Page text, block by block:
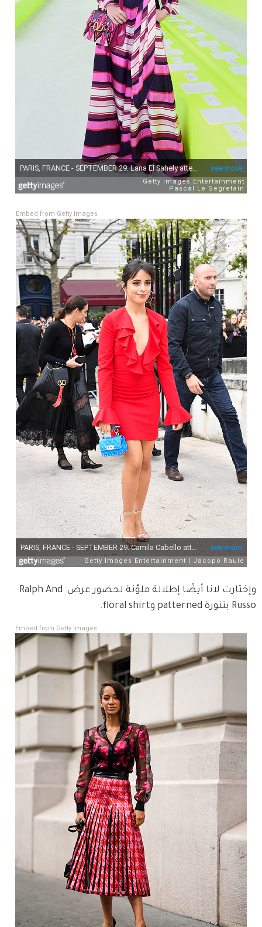
Embed from Getty Images
وإختارت لانا أيضًا إطلالة ملوّنة لحضور عرض Ralph And
Russo بتنورة patterned وfloral shirt.
Embed from Getty Images